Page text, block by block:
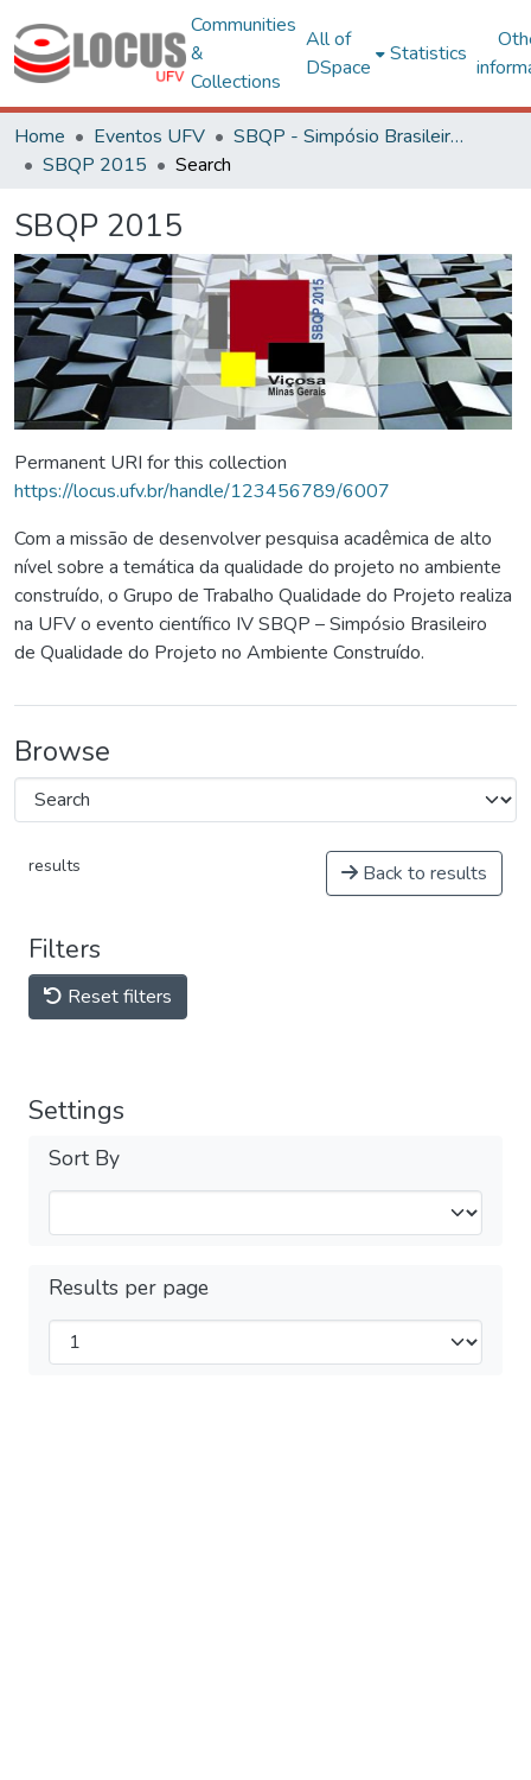
Communities
&
Collections
All of
DSpace
Statistics
Home Eventos UFV
SBQP - Simpósio Brasileiro de Qualidade do Projeto no Ambiente Construído
SBQP 2015
Search
SBQP 2015
Permanent URI for this collection
https://locus.ufv.br/handle/123456789/6007
Com a missão de desenvolver pesquisa acadêmica de alto
nível sobre a temática da qualidade do projeto no ambiente
construído, o Grupo de Trabalho Qualidade do Projeto realiza
na UFV o evento científico IV SBQP – Simpósio Brasileiro
de Qualidade do Projeto no Ambiente Construído.
Browse
results Back to results
Filters
Reset filters
Settings
Sort By
Results per page